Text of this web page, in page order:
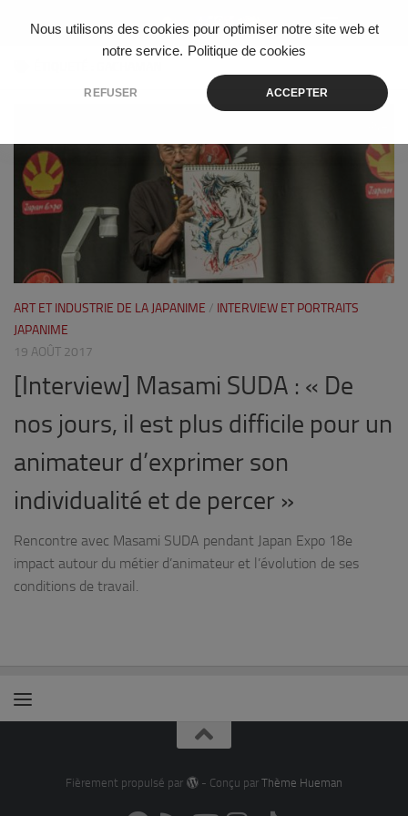
Nous utilisons des cookies pour optimiser notre site web et
notre service. Politique de cookies
REFUSER ACCEPTER
Skip to content
ART ET INDUSTRIE DE LA JAPANIME / INTERVIEW ET PORTRAITS
JAPANIME
19 AOÛT 2017
[Interview] Masami SUDA : « De
nos jours, il est plus difficile pour un
animateur d’exprimer son
individualité et de percer »
Rencontre avec Masami SUDA pendant Japan Expo 18e
impact autour du métier d’animateur et l’évolution de ses
conditions de travail.
Fièrement propulsé par - Conçu par Thème Hueman